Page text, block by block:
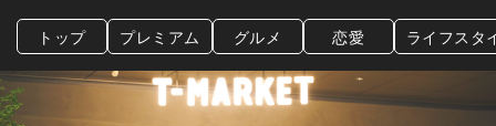
トップ プレミアム グルメ 恋愛 ライフスタ